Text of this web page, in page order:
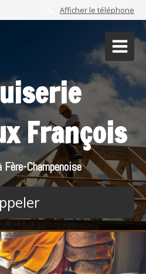
Afficher le téléphone
François
Champenoise